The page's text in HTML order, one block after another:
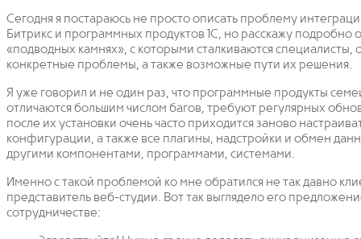
Сегодня я постараюсь не просто описать проблему
Битрикс и программных продуктов 1С, но расскажу подробно
«подводных камнях», с которыми сталкиваются специалисты,
конкретные проблемы, а также возможные пути их решения.
Я уже говорил и не один раз, что программные продукты
отличаются большим числом багов, требуют регулярных
после их установки очень часто приходится заново
конфигурации, а также все плагины, надстройки и обмен
другими компонентами, программами, системами.
Именно с такой проблемой ко мне обратился не так давно
представитель веб-студии. Вот так выглядело его
сотрудничестве: